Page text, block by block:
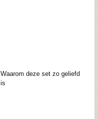
Waarom deze set zo geliefd
is